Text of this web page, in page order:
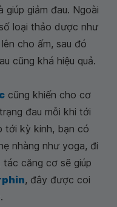
giảm đau. Ngoài
loại thảo dược như
cho ấm, sau đó
cũng khá hiệu quả.
cũng khiến cho cơ
đau mỗi khi tới
tới kỳ kinh, bạn có
nhàng như yoga, đi
căng cơ sẽ giúp
, đây được coi